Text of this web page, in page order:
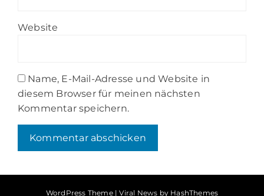
Website
Name, E-Mail-Adresse und Website in
diesem Browser für meinen nächsten
Kommentar speichern.
WordPress Theme |Viral News by HashThemes